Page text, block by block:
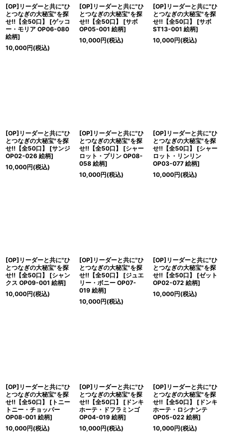
[OP]リーダーと共に"ひ
とつなぎの大秘宝"を探
せ!!【全50口】
[ゲッコ
ー・モリア OP06-080
絵柄]
10,000円(税込)
[OP]リーダーと共に"ひ
とつなぎの大秘宝"を探
せ!!【全50口】
[サボ
OP05-001 絵柄]
10,000円(税込)
[OP]リーダーと共に"ひ
とつなぎの大秘宝"を探
せ!!【全50口】
[サボ
ST13-001 絵柄]
10,000円(税込)
[OP]リーダーと共に"ひ
とつなぎの大秘宝"を探
せ!!【全50口】
[サンジ
OP02-026 絵柄]
10,000円(税込)
[OP]リーダーと共に"ひ
とつなぎの大秘宝"を探
せ!!【全50口】
[シャー
ロット・プリン OP08-
058 絵柄]
10,000円(税込)
[OP]リーダーと共に"ひ
とつなぎの大秘宝"を探
せ!!【全50口】
[シャー
ロット・リンリン
OP03-077 絵柄]
10,000円(税込)
[OP]リーダーと共に"ひ
とつなぎの大秘宝"を探
せ!!【全50口】
[シャン
クス OP09-001 絵柄]
10,000円(税込)
[OP]リーダーと共に"ひ
とつなぎの大秘宝"を探
せ!!【全50口】
[ジュエ
リー・ボニー OP07-
019 絵柄]
10,000円(税込)
[OP]リーダーと共に"ひ
とつなぎの大秘宝"を探
せ!!【全50口】
[ゼット
OP02-072 絵柄]
10,000円(税込)
[OP]リーダーと共に"ひ
とつなぎの大秘宝"を探
せ!!【全50口】
[ トニー
トニー・チョッパー
OP08-001 絵柄]
10,000円(税込)
[OP]リーダーと共に"ひ
とつなぎの大秘宝"を探
せ!!【全50口】
[ドンキ
ホーテ・ドフラミンゴ
OP04-019 絵柄]
10,000円(税込)
[OP]リーダーと共に"ひ
とつなぎの大秘宝"を探
せ!!【全50口】
[ドンキ
ホーテ・ロシナンテ
OP05-022 絵柄]
10,000円(税込)